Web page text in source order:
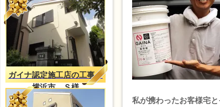
ガイナ認定施工店の工事
横浜市 Ｓ様
私が携わったお客様宅